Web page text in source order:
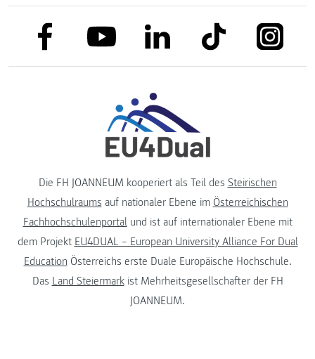
link to facebooklink to youtubelink to linkedinlink to tiktok link to
Die FH JOANNEUM kooperiert als Teil des Steirischen
Hochschulraums auf nationaler Ebene im Österreichischen
Fachhochschulenportalund ist auf internationaler Ebene mit
dem Projekt EU4DUAL – European University Alliance For Dual
Education Österreichs erste Duale Europäische Hochschule.
Das Land Steiermarkist Mehrheitsgesellschafter der FH
JOANNEUM.